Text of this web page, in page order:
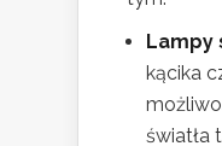
Lampy
kącika
światła